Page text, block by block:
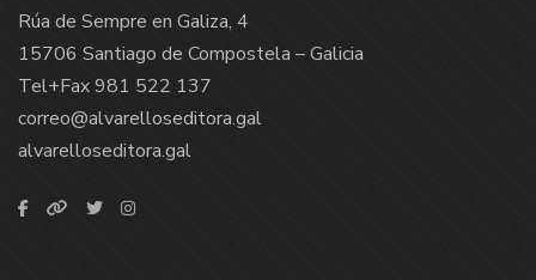
Rúa de Sempre en Galiza, 4
15706 Santiago de Compostela – Galicia
Tel+Fax 981 522 137
correo@alvarelloseditora.gal
alvarelloseditora.gal